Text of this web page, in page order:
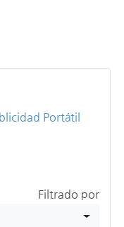
Portátil
Filtrado por